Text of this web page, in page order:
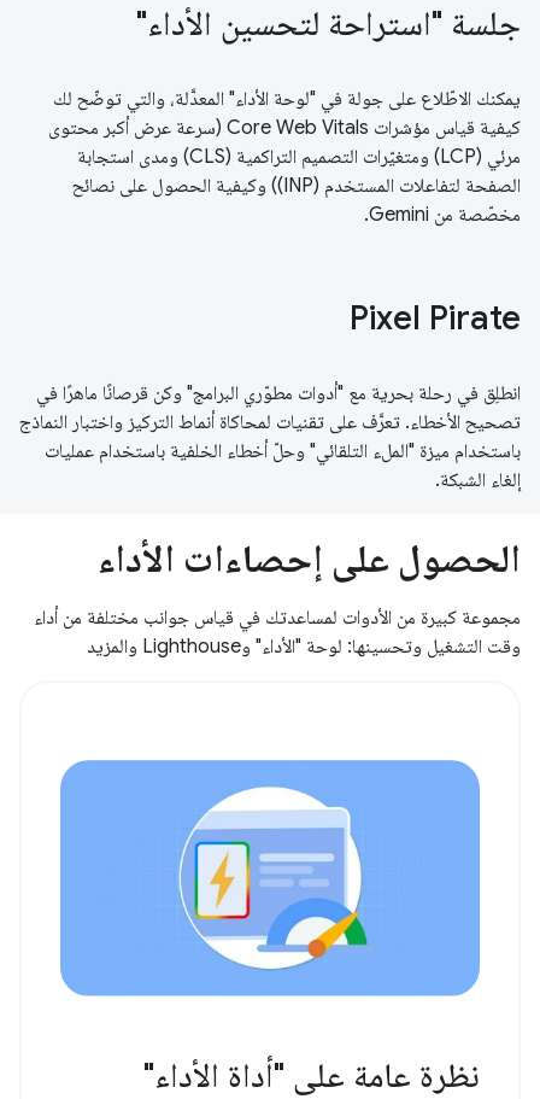
جلسة "استراحة لتحسين الأداء"
يمكنك الاطّلاع على جولة في "لوحة الأداء" المعدَّلة، والتي توضّح لك
كيفية قياس مؤشرات Core Web Vitals (سرعة عرض أكبر محتوى
مرئي (LCP) ومتغيّرات التصميم التراكمية (CLS) ومدى استجابة
الصفحة لتفاعلات المستخدم (INP)) وكيفية الحصول على نصائح
مخصّصة من Gemini.
Pixel Pirate
انطلِق في رحلة بحرية مع "أدوات مطوّري البرامج" وكن قرصانًا ماهرًا في
تصحيح الأخطاء. تعرَّف على تقنيات لمحاكاة أنماط التركيز واختبار النماذج
باستخدام ميزة "الملء التلقائي" وحلّ أخطاء الخلفية باستخدام عمليات
إلغاء الشبكة.
الحصول على إحصاءات الأداء
مجموعة كبيرة من الأدوات لمساعدتك في قياس جوانب مختلفة من أداء
وقت التشغيل وتحسينها: لوحة "الأداء" وLighthouse والمزيد
نظرة عامة على "أداة الأداء"